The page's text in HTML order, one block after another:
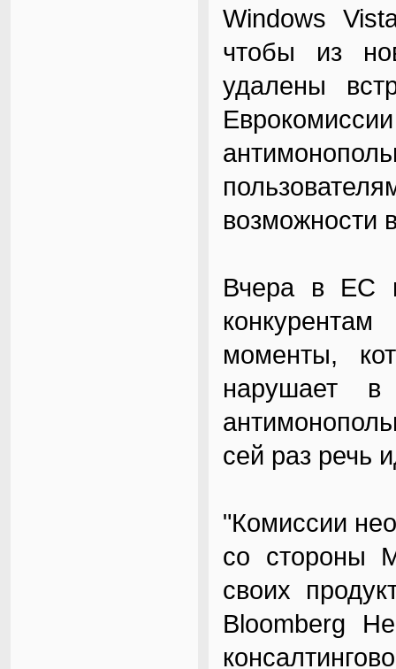
Windows
чтобы из
удалены
возможности
Вчера в ЕС
моменты,
нарушает
сей раз речь
"Комиссии
со стороны
своих
Bloomberg